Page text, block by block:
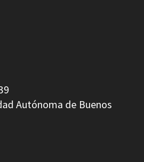
Autónoma de Buenos